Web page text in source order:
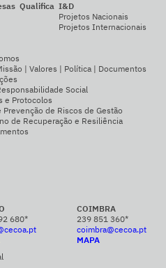
Qualifica I&D
Projetos Nacionais
Projetos Internacionais
| Valores | Política | Documentos
Social
e Protocolos
Prevenção de Riscos de Gestão
de Recuperação e Resiliência
680*
COIMBRA
239 851 360*
coimbra@cecoa.pt
MAPA